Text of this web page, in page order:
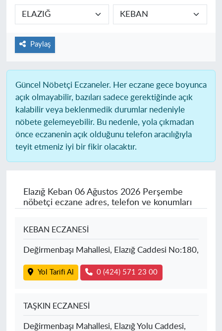
Paylaş
Güncel Nöbetçi Eczaneler. Her eczane gece boyunca
açık olmayabilir, bazıları sadece gerektiğinde açık
kalabilir veya beklenmedik durumlar nedeniyle
nöbete gelemeyebilir. Bu nedenle, yola çıkmadan
önce eczanenin açık olduğunu telefon aracılığıyla
teyit etmeniz iyi bir fikir olacaktır.
Elazığ Keban 06 Ağustos 2026 Perşembe
nöbetçi eczane adres, telefon ve konumları
KEBAN ECZANESİ
Değirmenbaşı Mahallesi, Elazığ Caddesi No:180,
Yol Tarifi Al 0 (424) 571 23 00
TAŞKIN ECZANESİ
Değirmenbaşı Mahallesi, Elazığ Yolu Caddesi,